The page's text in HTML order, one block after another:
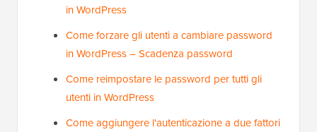
in WordPress
Come forzare gli utenti a cambiare password
in WordPress – Scadenza password
Come reimpostare le password per tutti gli
utenti in WordPress
Come aggiungere l'autenticazione a due fattori